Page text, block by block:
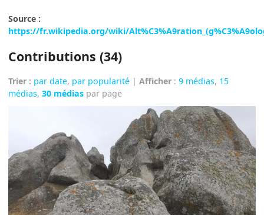
Source :
https://fr.wikipedia.org/wiki/
Contributions (34)
Trier : par date, par popularité |Afficher :9 médias, 15
médias,30 médias par page